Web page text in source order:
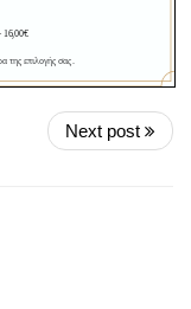
Next post